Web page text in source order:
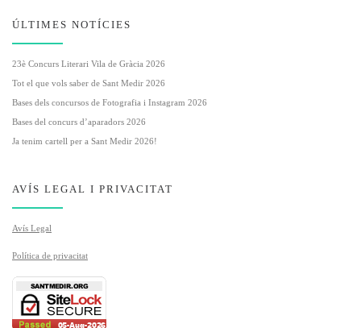
ÚLTIMES NOTÍCIES
23è Concurs Literari Vila de Gràcia 2026
Tot el que vols saber de Sant Medir 2026
Bases dels concursos de Fotografia i Instagram 2026
Bases del concurs d’aparadors 2026
Ja tenim cartell per a Sant Medir 2026!
AVÍS LEGAL I PRIVACITAT
Avís Legal
Política de privacitat